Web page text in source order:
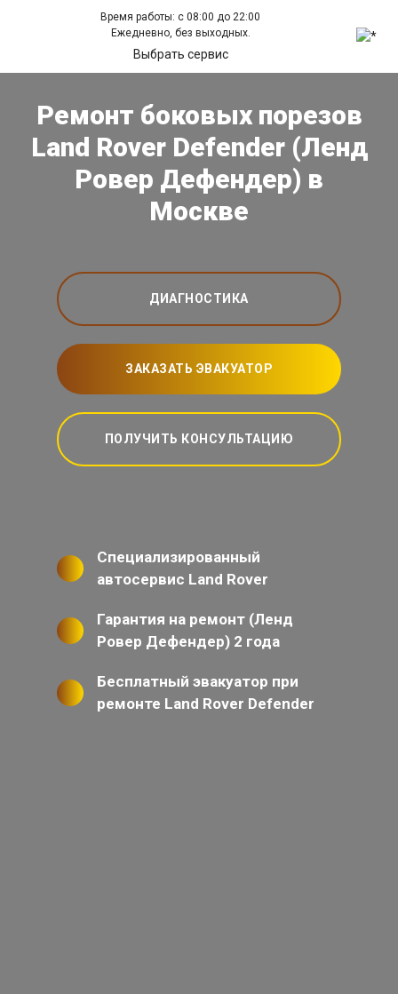
Время работы: с 08:00 до 22:00
Ежедневно, без выходных.
Выбрать сервис
Ремонт боковых порезов
Land Rover Defender (Ленд
Ровер Дефендер) в
Москве
ДИАГНОСТИКА
ЗАКАЗАТЬ ЭВАКУАТОР
ПОЛУЧИТЬ КОНСУЛЬТАЦИЮ
Специализированный
автосервис Land Rover
Гарантия на ремонт (Ленд
Ровер Дефендер) 2 года
Бесплатный эвакуатор при
ремонте Land Rover Defender